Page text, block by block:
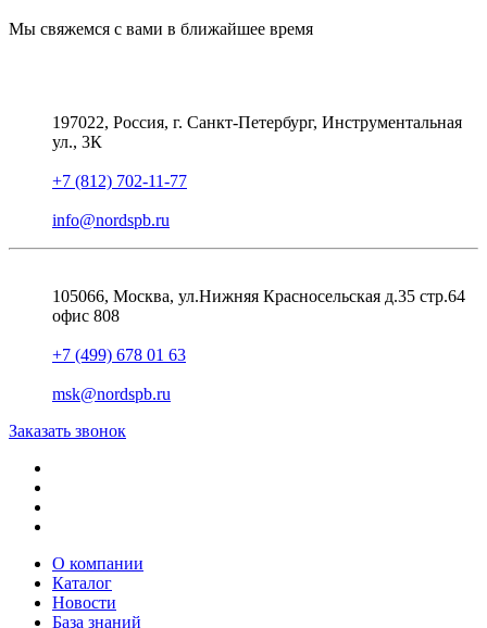
Мы свяжемся с вами в ближайшее время
197022, Россия, г. Санкт-Петербург, Инструментальная
ул., 3К
+7 (812) 702-11-77
info@nordspb.ru
105066, Москва, ул.Нижняя Красносельская д.35 стр.64
офис 808
+7 (499) 678 01 63
msk@nordspb.ru
Заказать звонок
О компании
Каталог
Новости
База знаний